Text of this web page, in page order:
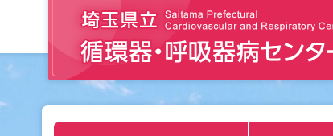
埼玉県立 循環器・呼吸器病センター